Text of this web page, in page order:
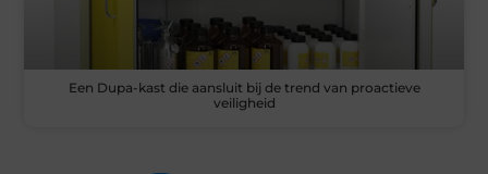
Een Dupa-kast die aansluit bij de trend van proactieve
veiligheid